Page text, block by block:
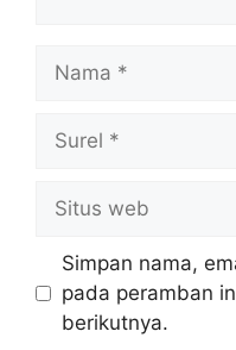
Simpan nama,
pada peramban
berikutnya.